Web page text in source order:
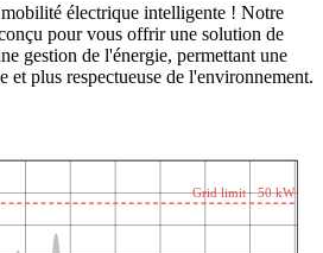
électrique intelligente ! Notre
pour vous offrir une solution de
gestion de l'énergie, permettant une
et plus respectueuse de l'environnement.
Grid limit · 50 kW